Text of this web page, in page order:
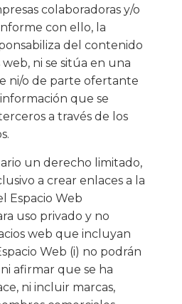
colaboradoras y/o
con ello, la
del contenido
ni se sitúa en una
ni/o de parte ofertante
que se
a través de los
un derecho limitado,
a crear enlaces a la
Espacio Web
uso privado y no
web que incluyan
Web (i) no podrán
afirmar que se ha
ni incluir marcas,